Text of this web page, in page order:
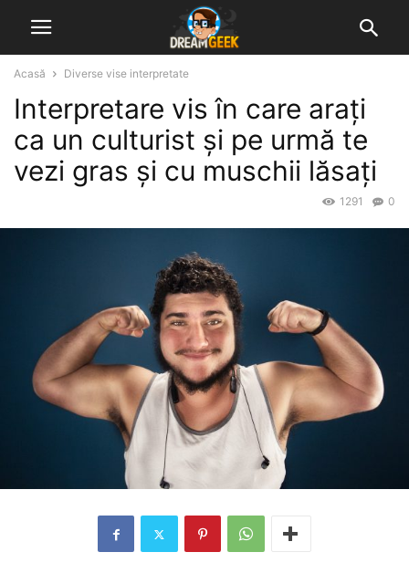
Acasă Diverse vise interpretate
Interpretare vis în care arați
ca un culturist și pe urmă te
vezi gras și cu muschii lăsați
0
1291